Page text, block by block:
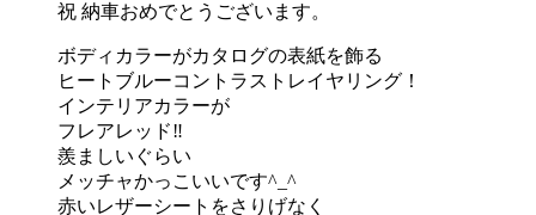
祝 納車おめでとうございます。
ボディカラーがカタログの表紙を飾る
ヒートブルーコントラストレイヤリング！
インテリアカラーが
フレアレッド‼︎
羨ましいぐらい
メッチャかっこいいです^_^
赤いレザーシートをさりげなく